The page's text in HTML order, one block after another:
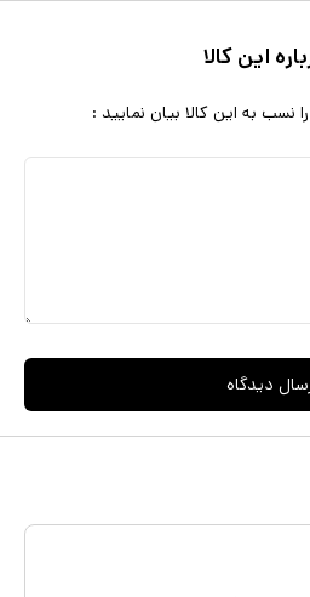
این کالا
نسب به این کالا بیان نمایید :
دیدگاه